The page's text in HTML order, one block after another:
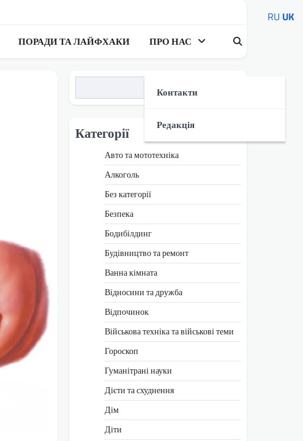
ПОРАДИ ТА ЛАЙФХАКИ ПРО НАС
Контакти
Редакція
Категорії
Авто та мототехніка
Алкоголь
Без категорії
Безпека
Бодибілдинг
Будівництво та ремонт
Ванна кімната
Відносини та дружба
Відпочинок
Військова техніка та військові теми
Гороскоп
Гуманітрані науки
Дієти та схуднення
Дім
Діти
RU UK